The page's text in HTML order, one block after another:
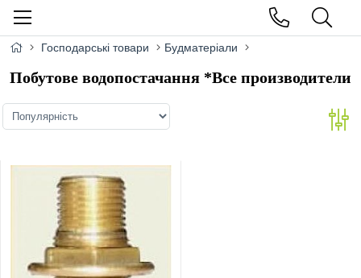
Господарські товари Будматеріали
Побутове водопостачання *Все производители